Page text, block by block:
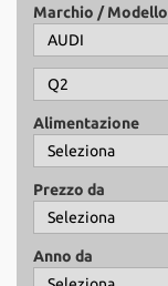
NEWS
Marchio / Modello
Alimentazione
Prezzo da
Anno da
tracciamento
che
adottiamo
per
offrire
le
funzionalità
e
svolgere
le
attività
di
seguito